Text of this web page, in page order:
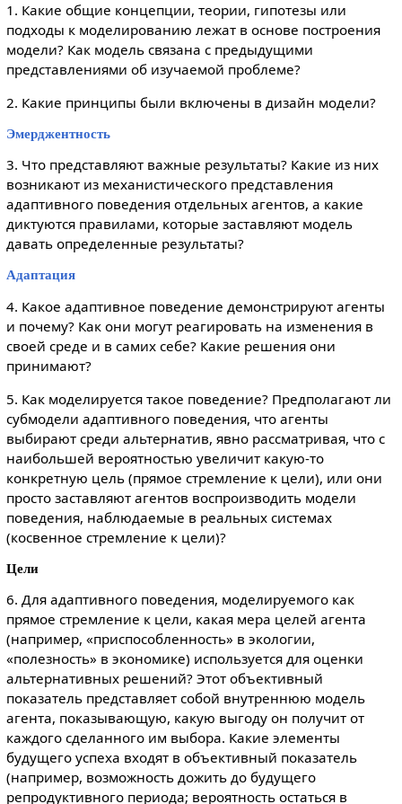
1. Какие общие концепции, теории, гипотезы или
подходы к моделированию лежат в основе построения
модели? Как модель связана с предыдущими
представлениями об изучаемой проблеме?
2. Какие принципы были включены в дизайн модели?
Эмерджентность
3. Что представляют важные результаты? Какие из них
возникают из механистического представления
адаптивного поведения отдельных агентов, а какие
диктуются правилами, которые заставляют модель
давать определенные результаты?
Адаптация
4. Какое адаптивное поведение демонстрируют агенты
и почему? Как они могут реагировать на изменения в
своей среде и в самих себе? Какие решения они
принимают?
5. Как моделируется такое поведение? Предполагают ли
субмодели адаптивного поведения, что агенты
выбирают среди альтернатив, явно рассматривая, что с
наибольшей вероятностью увеличит какую-то
конкретную цель (прямое стремление к цели), или они
просто заставляют агентов воспроизводить модели
поведения, наблюдаемые в реальных системах
(косвенное стремление к цели)?
Цели
6. Для адаптивного поведения, моделируемого как
прямое стремление к цели, какая мера целей агента
(например, «приспособленность» в экологии,
«полезность» в экономике) используется для оценки
альтернативных решений? Этот объективный
показатель представляет собой внутреннюю модель
агента, показывающую, какую выгоду он получит от
каждого сделанного им выбора. Какие элементы
будущего успеха входят в объективный показатель
(например, возможность дожить до будущего
репродуктивного периода; вероятность остаться в